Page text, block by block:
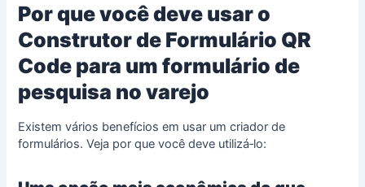
Por que você deve usar o
Construtor de Formulário QR
Code para um formulário de
pesquisa no varejo
Existem vários benefícios em usar umcriador de
formulários. Veja por que você deve utilizá‑lo: